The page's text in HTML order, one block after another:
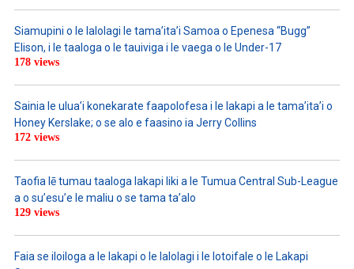
Siamupini o le lalolagi le tama’ita’i Samoa o Epenesa “Bugg”
Elison, i le taaloga o le tauiviga i le vaega o le Under-17
178 views
Sainia le ulua’i konekarate faapolofesa i le lakapi a le tama’ita’i o
Honey Kerslake; o se alo e faasino ia Jerry Collins
172 views
Taofia lē tumau taaloga lakapi liki a le Tumua Central Sub-League
a o su’esu’e le maliu o se tama ta’alo
129 views
Faia se iloiloga a le lakapi o le lalolagi i le lotoifale o le Lakapi